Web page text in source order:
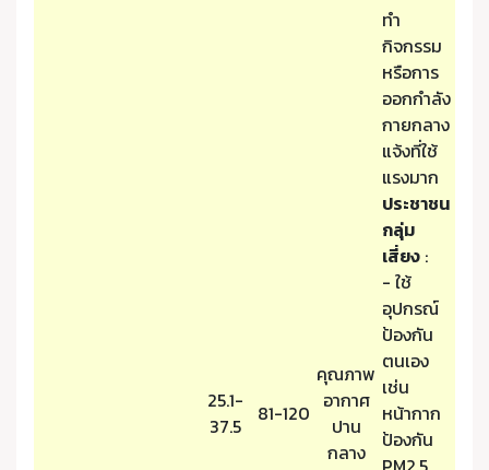
25.1-
37.5
81-120
คุณภาพ
อากาศ
ปาน
กลาง
ทำ
กิจกรรม
หรือการ
ออกกำลัง
กายกลาง
แจ้งที่ใช้
แรงมาก
ประชาชน
กลุ่ม
เสี่ยง :
- ใช้
อุปกรณ์
ป้องกัน
ตนเอง
เช่น
หน้ากาก
ป้องกัน